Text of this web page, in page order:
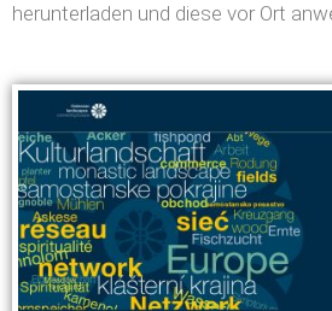
herunterladen und diese vor Ort